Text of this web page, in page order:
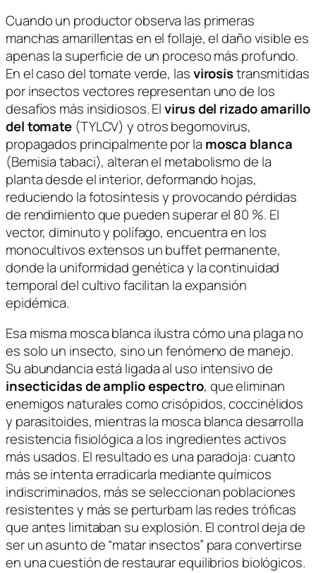
Cuando un productor observa las primeras
manchas amarillentas en el follaje, el daño visible es
apenas la superficie de un proceso más profundo.
En el caso del tomate verde, lasvirosistransmitidas
por insectos vectores representan uno de los
desafíos más insidiosos. Elvirus del rizado amarillo
del tomate (TYLCV) y otros begomovirus,
propagados principalmente por la mosca blanca
(Bemisia tabaci), alteran el metabolismo de la
planta desde el interior, deformando hojas,
reduciendo la fotosíntesis y provocando pérdidas
de rendimiento que pueden superar el 80 %. El
vector, diminuto y polífago, encuentra en los
monocultivos extensos un buffet permanente,
donde la uniformidad genética y la continuidad
temporal del cultivo facilitan la expansión
epidémica.
Esa misma mosca blanca ilustra cómo una plaga no
es solo un insecto, sino un fenómeno de manejo.
Su abundancia está ligada al uso intensivo de
insecticidas de amplio espectro, que eliminan
enemigos naturales como crisópidos, coccinélidos
y parasitoides, mientras la mosca blanca desarrolla
resistencia fisiológica a los ingredientes activos
más usados. El resultado es una paradoja: cuanto
más se intenta erradicarla mediante químicos
indiscriminados, más se seleccionan poblaciones
resistentes y más se perturbam las redes tróficas
que antes limitaban su explosión. El control deja de
ser un asunto de “matar insectos” para convertirse
en una cuestión de restaurar equilibrios biológicos.